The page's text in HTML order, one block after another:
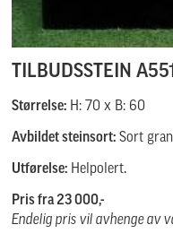
TILBUDSSTEIN
Størrelse: H: 70 x B: 60
Avbildet steinsort: Sort
Utførelse: Helpolert.
Pris fra 23 000,-
Endelig pris vil avhenge av